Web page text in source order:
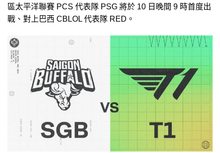
區太平洋聯賽 PCS 代表隊 PSG 將於 10 日晚間 9 時首度出
戰、對上巴西 CBLOL 代表隊 RED。